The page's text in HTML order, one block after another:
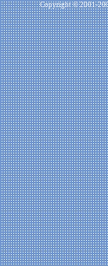
Copyright © 2001-